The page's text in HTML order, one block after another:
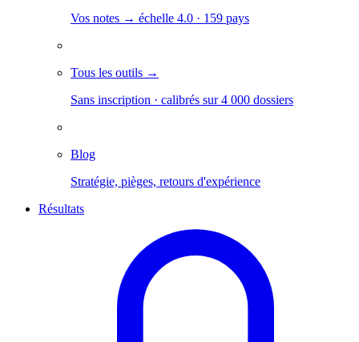
Vos notes → échelle 4.0 · 159 pays
Tous les outils →
Sans inscription · calibrés sur 4 000 dossiers
Blog
Stratégie, pièges, retours d'expérience
Résultats